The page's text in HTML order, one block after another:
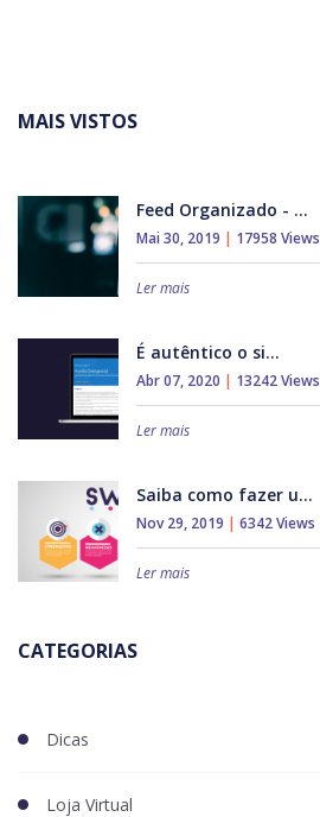
MAIS VISTOS
Feed Organizado - ...
Mai 30, 2019 | 17958 Views
Ler mais
É autêntico o si...
Abr 07, 2020 | 13242 Views
Ler mais
Saiba como fazer u...
Nov 29, 2019 | 6342 Views
Ler mais
CATEGORIAS
Dicas
Loja Virtual